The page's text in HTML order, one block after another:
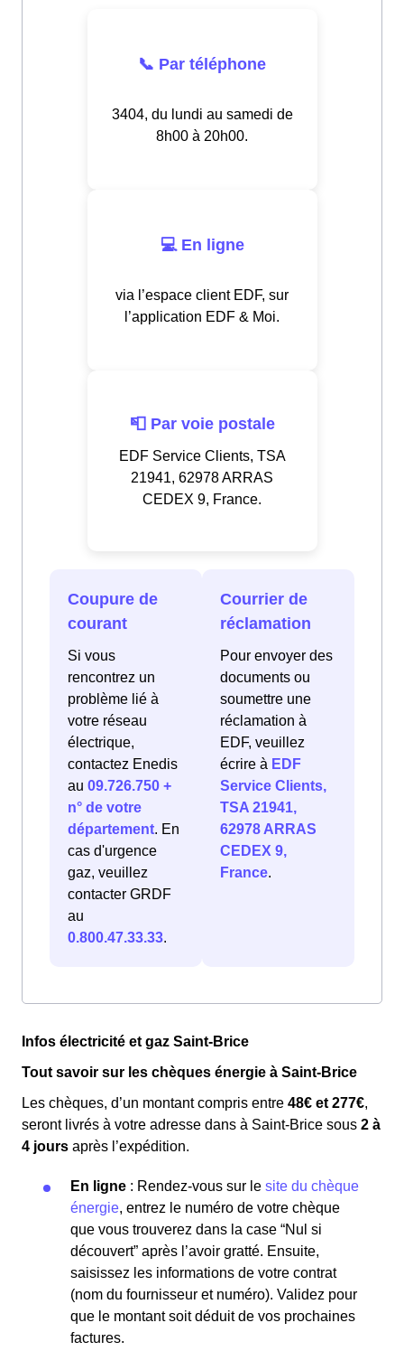
📞 Par téléphone
3404, du lundi au samedi de
8h00 à 20h00.
💻 En ligne
via l’espace client EDF, sur
l’application EDF & Moi.
📮 Par voie postale
EDF Service Clients, TSA
21941, 62978 ARRAS
CEDEX 9, France.
Coupure de
courant
Si vous
rencontrez un
problème lié à
votre réseau
électrique,
contactez Enedis
au 09.726.750 +
n° de votre
département. En
cas d'urgence
gaz, veuillez
contacter GRDF
au
0.800.47.33.33.
Courrier de
réclamation
Pour envoyer des
documents ou
soumettre une
réclamation à
EDF, veuillez
écrire à EDF
Service Clients,
TSA 21941,
62978 ARRAS
CEDEX 9,
France.
Infos électricité et gaz Saint-Brice
Tout savoir sur les chèques énergie à Saint-Brice
Les chèques, d’un montant compris entre 48€ et 277€,
seront livrés à votre adresse dans à Saint-Brice sous 2 à
4 jours après l’expédition.
En ligne : Rendez-vous sur le site du chèque
énergie, entrez le numéro de votre chèque
que vous trouverez dans la case “Nul si
découvert” après l’avoir gratté. Ensuite,
saisissez les informations de votre contrat
(nom du fournisseur et numéro). Validez pour
que le montant soit déduit de vos prochaines
factures.